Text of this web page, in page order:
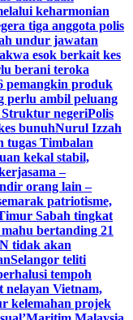
keharmonian
tiga anggota polis
undur jawatan
esok berkait kes
berani teroka
pemangkin produk
perlu ambil peluang
negeriPolis
bunuhNurul Izzah
tugas Timbalan
kekal stabil,
–
orang lain –
patriotisme,
Sabah tingkat
bertanding 21
tidak akan
Selangor teliti
tempoh
nelayan Vietnam,
kelemahan projek